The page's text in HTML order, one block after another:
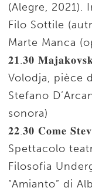
(Alegre, 2021).
Filo Sottile
Marte Manca
𝟐𝟏.𝟑𝟎
Volodja, pièce
Stefano
sonora)
𝟐𝟐.𝟑𝟎 𝐂𝐨𝐦𝐞
Spettacolo
Filosofia
“Amianto” di